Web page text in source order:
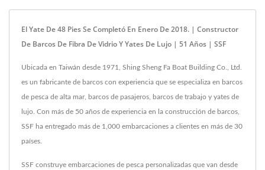
El Yate De 48 PiesSe Completó En Enero De 2018. | Constructor
De Barcos De Fibra De Vidrio Y Yates De Lujo | 51 Años | SSF
Ubicada en Taiwán desde 1971, Shing Sheng Fa Boat Building Co., Ltd.
es un fabricante de barcos con experiencia que se especializa en barcos
de pesca de alta mar, barcos de pasajeros, barcos de trabajo y yates de
lujo. Con más de 50 años de experiencia en la construcción de barcos,
SSF ha entregado más de 1,000 embarcaciones a clientes en más de 30
países.
SSF construye embarcaciones de pesca personalizadas que van desde